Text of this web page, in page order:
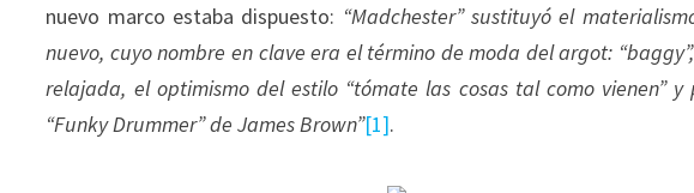
nuevo marco estaba dispuesto: “Madchester” sustituyó el
nuevo, cuyo nombre en clave era el término de moda del argot:
relajada, el optimismo del estilo “tómate las cosas tal como vienen”
“Funky Drummer” de James Brown”[1].